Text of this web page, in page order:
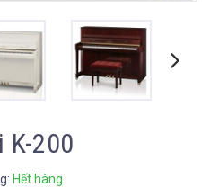
K-200
Hết hàng